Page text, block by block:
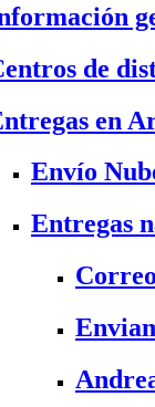
de
en
Envío
Entregas